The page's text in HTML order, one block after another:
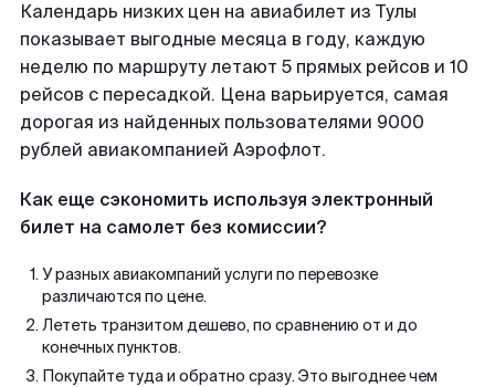
Календарь низких цен на авиабилет из Тулы
показывает выгодные месяца в году, каждую
неделю по маршруту летают 5 прямых рейсов и 10
рейсов с пересадкой. Цена варьируется, самая
дорогая из найденных пользователями 9000
рублей авиакомпанией Аэрофлот.
Как еще сэкономить используя электронный
билет на самолет без комиссии?
У разных авиакомпаний услуги по перевозке
различаются по цене.
Лететь транзитом дешево, по сравнению от и до
конечных пунктов.
Покупайте туда и обратно сразу. Это выгоднее чем